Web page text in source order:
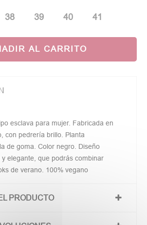
38 39 40 41
AL CARRITO
esclava para mujer. Fabricada en
con pedrería brillo. Planta
de goma. Color negro. Diseño
elegante, que podrás combinar
de verano. 100% vegano
PRODUCTO